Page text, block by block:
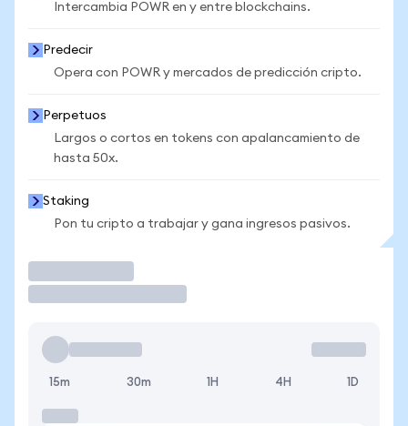
Intercambia POWR en y entre blockchains.
Predecir
Opera con POWR y mercados de predicción cripto.
Perpetuos
Largos o cortos en tokens con apalancamiento de
hasta 50x.
Staking
Pon tu cripto a trabajar y gana ingresos pasivos.
15m 30m 1H 4H 1D